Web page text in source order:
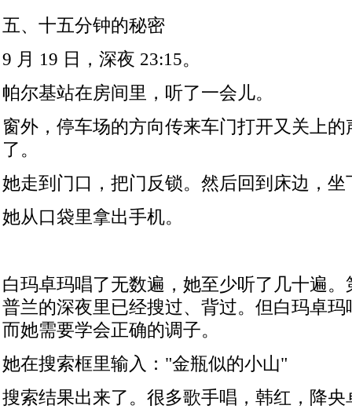
五、十五分钟的秘密
9 月 19 日，深夜 23:15。
帕尔基站在房间里，听了一会儿。
窗外，停车场的方向传来车门打开又关上
了。
她走到门口，把门反锁。然后回到床边，坐
她从口袋里拿出手机。
白玛卓玛唱了无数遍，她至少听了几十遍
普兰的深夜里已经搜过、背过。但白玛卓
而她需要学会正确的调子。
她在搜索框里输入： "金瓶似的小山"
搜索结果出来了。很多歌手唱，韩红，降